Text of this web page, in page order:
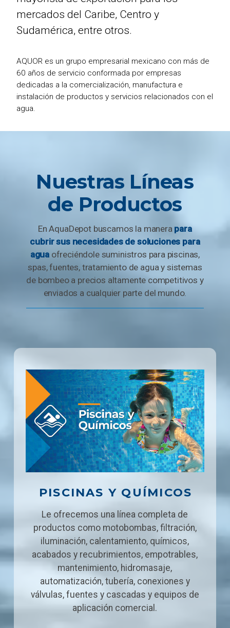
mercados del Caribe, Centro y
Sudamérica, entre otros.
AQUOR es un grupo empresarial mexicano con más de
60 años de servicio conformada por empresas
dedicadas a la comercialización, manufactura e
instalación de productos y servicios relacionados con el
agua.
Nuestras Líneas
de Productos
En AquaDepot buscamos la manera para
cubrir sus necesidades de soluciones para
agua ofreciéndole suministros para piscinas,
spas, fuentes, tratamiento de agua y sistemas
de bombeo a precios altamente competitivos y
enviados a cualquier parte del mundo.
PISCINAS Y QUÍMICOS
Le ofrecemos una línea completa de
productos como motobombas, filtración,
iluminación, calentamiento, químicos,
acabados y recubrimientos, empotrables,
mantenimiento, hidromasaje,
automatización, tubería, conexiones y
válvulas, fuentes y cascadas y equipos de
aplicación comercial.